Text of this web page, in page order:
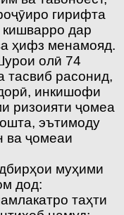
гирифта
дар
ҳифз менамояд.
олӣ 74
тасвиб расонид,
инкишофи
ризоияти ҷомеа
эътимоду
ва ҷомеаи
муҳими
дод:
таҳти